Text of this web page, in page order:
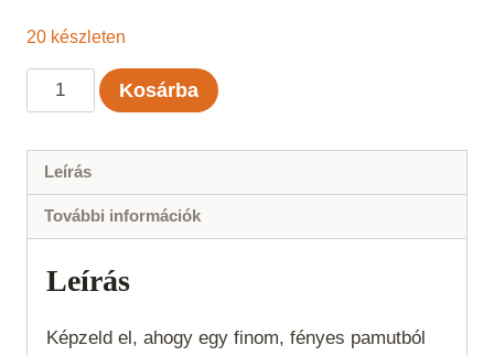
20 készleten
Drops
Muskat
barackszín
uni
mennyiség
Kosárba
Leírás
További információk
Leírás
Képzeld el, ahogy egy finom, fényes pamutból